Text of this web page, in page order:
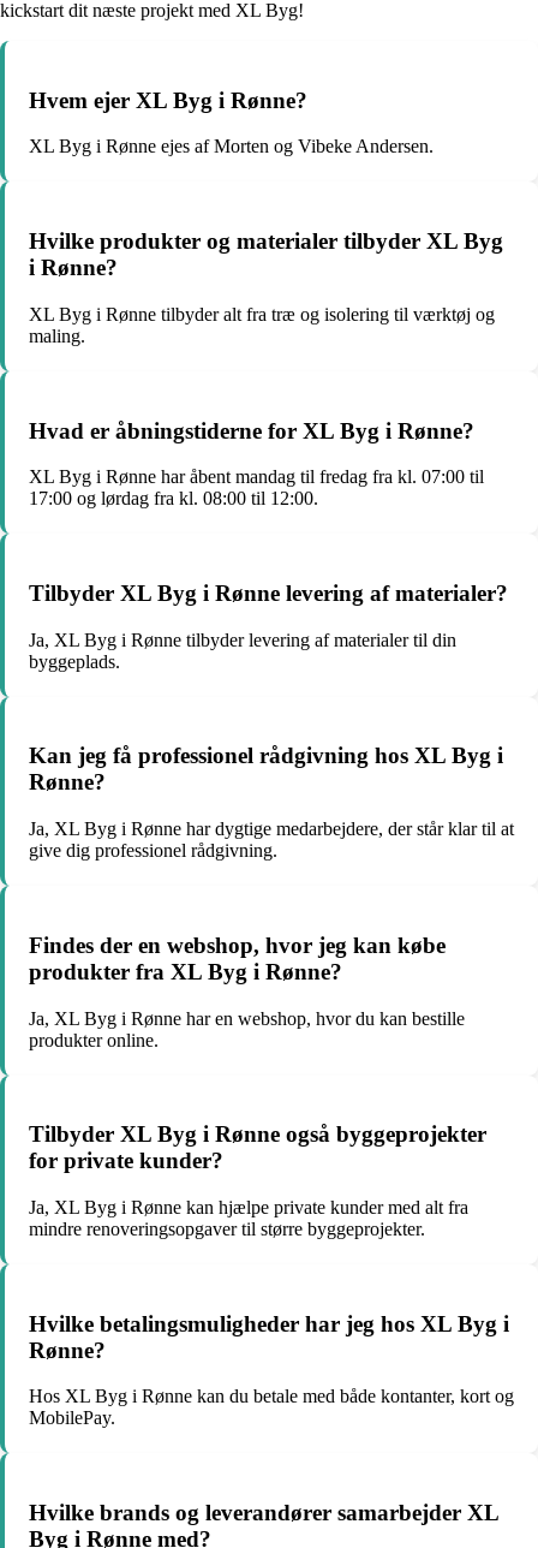
kickstart dit næste projekt med XL Byg!
Hvem ejer XL Byg i Rønne?
XL Byg i Rønne ejes af Morten og Vibeke Andersen.
Hvilke produkter og materialer tilbyder XL Byg
i Rønne?
XL Byg i Rønne tilbyder alt fra træ og isolering til værktøj og
maling.
Hvad er åbningstiderne for XL Byg i Rønne?
XL Byg i Rønne har åbent mandag til fredag fra kl. 07:00 til
17:00 og lørdag fra kl. 08:00 til 12:00.
Tilbyder XL Byg i Rønne levering af materialer?
Ja, XL Byg i Rønne tilbyder levering af materialer til din
byggeplads.
Kan jeg få professionel rådgivning hos XL Byg i
Rønne?
Ja, XL Byg i Rønne har dygtige medarbejdere, der står klar til at
give dig professionel rådgivning.
Findes der en webshop, hvor jeg kan købe
produkter fra XL Byg i Rønne?
Ja, XL Byg i Rønne har en webshop, hvor du kan bestille
produkter online.
Tilbyder XL Byg i Rønne også byggeprojekter
for private kunder?
Ja, XL Byg i Rønne kan hjælpe private kunder med alt fra
mindre renoveringsopgaver til større byggeprojekter.
Hvilke betalingsmuligheder har jeg hos XL Byg i
Rønne?
Hos XL Byg i Rønne kan du betale med både kontanter, kort og
MobilePay.
Hvilke brands og leverandører samarbejder XL
Byg i Rønne med?